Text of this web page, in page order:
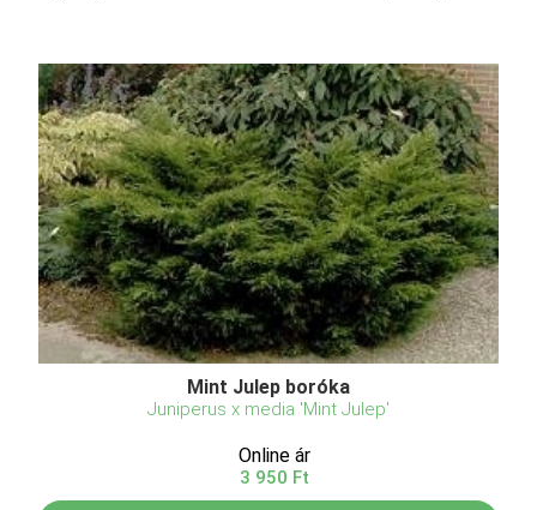
Mint Julep boróka
Juniperus x media 'Mint Julep'
Online ár
3 950 Ft